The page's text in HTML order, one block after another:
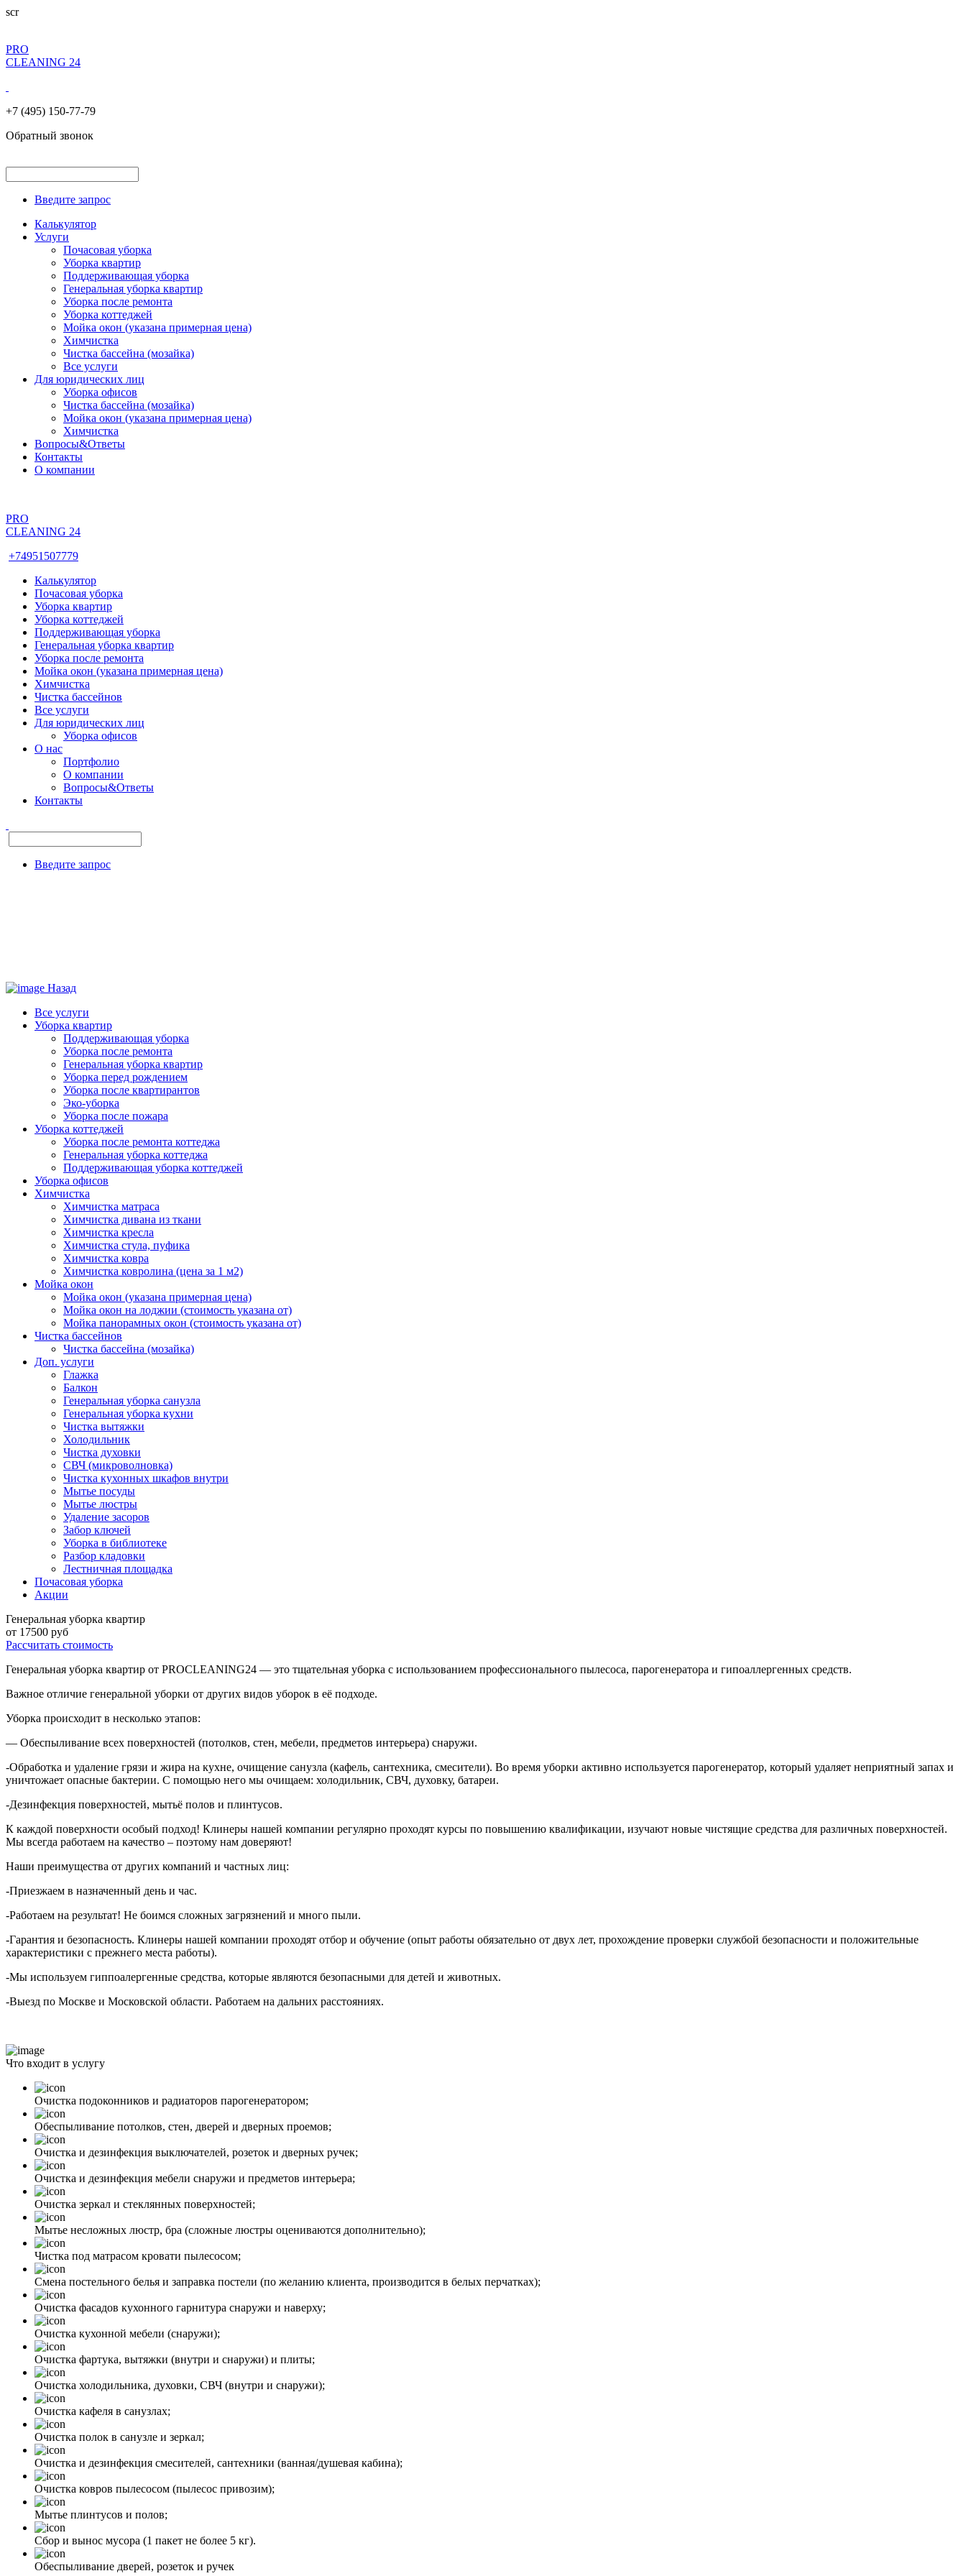
scr
PRO
CLEANING 24
+7 (495) 150-77-79
Обратный звонок
Введите запрос
Калькулятор
Услуги
Почасовая уборка
Уборка квартир
Поддерживающая уборка
Генеральная уборка квартир
Уборка после ремонта
Уборка коттеджей
Мойка окон (указана примерная цена)
Химчистка
Чистка бассейна (мозайка)
Все услуги
Для юридических лиц
Уборка офисов
Чистка бассейна (мозайка)
Мойка окон (указана примерная цена)
Химчистка
Вопросы&Ответы
Контакты
О компании
PRO
CLEANING 24
+74951507779
Калькулятор
Почасовая уборка
Уборка квартир
Уборка коттеджей
Поддерживающая уборка
Генеральная уборка квартир
Уборка после ремонта
Мойка окон (указана примерная цена)
Химчистка
Чистка бассейнов
Все услуги
Для юридических лиц
Уборка офисов
О нас
Портфолио
О компании
Вопросы&Ответы
Контакты
Введите запрос
Назад
Все услуги
Уборка квартир
Поддерживающая уборка
Уборка после ремонта
Генеральная уборка квартир
Уборка перед рождением
Уборка после квартирантов
Эко-уборка
Уборка после пожара
Уборка коттеджей
Уборка после ремонта коттеджа
Генеральная уборка коттеджа
Поддерживающая уборка коттеджей
Уборка офисов
Химчистка
Химчистка матраса
Химчистка дивана из ткани
Химчистка кресла
Химчистка стула, пуфика
Химчистка ковра
Химчистка ковролина (цена за 1 м2)
Мойка окон
Мойка окон (указана примерная цена)
Мойка окон на лоджии (стоимость указана от)
Мойка панорамных окон (стоимость указана от)
Чистка бассейнов
Чистка бассейна (мозайка)
Доп. услуги
Глажка
Балкон
Генеральная уборка санузла
Генеральная уборка кухни
Чистка вытяжки
Холодильник
Чистка духовки
СВЧ (микроволновка)
Чистка кухонных шкафов внутри
Мытье посуды
Мытье люстры
Удаление засоров
Забор ключей
Уборка в библиотеке
Разбор кладовки
Лестничная площадка
Почасовая уборка
Акции
Генеральная уборка квартир
от 17500 руб
Рассчитать стоимость
Генеральная уборка квартир от PROCLEANING24 — это тщательная уборка с использованием профессионального пылесоса, парогенератора и гипоаллергенных средств.
Важное отличие генеральной уборки от других видов уборок в её подходе.
Уборка происходит в несколько этапов:
— Обеспыливание всех поверхностей (потолков, стен, мебели, предметов интерьера) снаружи.
-Обработка и удаление грязи и жира на кухне, очищение санузла (кафель, сантехника, смесители). Во время уборки активно используется парогенератор, который удаляет неприятный запах и
уничтожает опасные бактерии. С помощью него мы очищаем: холодильник, СВЧ, духовку, батареи.
-Дезинфекция поверхностей, мытьё полов и плинтусов.
К каждой поверхности особый подход! Клинеры нашей компании регулярно проходят курсы по повышению квалификации, изучают новые чистящие средства для различных поверхностей.
Мы всегда работаем на качество – поэтому нам доверяют!
Наши преимущества от других компаний и частных лиц:
-Приезжаем в назначенный день и час.
-Работаем на результат! Не боимся сложных загрязнений и много пыли.
-Гарантия и безопасность. Клинеры нашей компании проходят отбор и обучение (опыт работы обязательно от двух лет, прохождение проверки службой безопасности и положительные
характеристики с прежнего места работы).
-Мы используем гиппоалергенные средства, которые являются безопасными для детей и животных.
-Выезд по Москве и Московской области. Работаем на дальних расстояниях.
Что входит в услугу
Очистка подоконников и радиаторов парогенератором;
Обеспыливание потолков, стен, дверей и дверных проемов;
Очистка и дезинфекция выключателей, розеток и дверных ручек;
Очистка и дезинфекция мебели снаружи и предметов интерьера;
Очистка зеркал и стеклянных поверхностей;
Мытье несложных люстр, бра (сложные люстры оцениваются дополнительно);
Чистка под матрасом кровати пылесосом;
Смена постельного белья и заправка постели (по желанию клиента, производится в белых перчатках);
Очистка фасадов кухонного гарнитура снаружи и наверху;
Очистка кухонной мебели (снаружи);
Очистка фартука, вытяжки (внутри и снаружи) и плиты;
Очистка холодильника, духовки, СВЧ (внутри и снаружи);
Очистка кафеля в санузлах;
Очистка полок в санузле и зеркал;
Очистка и дезинфекция смесителей, сантехники (ванная/душевая кабина);
Очистка ковров пылесосом (пылесос привозим);
Мытье плинтусов и полов;
Сбор и вынос мусора (1 пакет не более 5 кг).
Обеспыливание дверей, розеток и ручек